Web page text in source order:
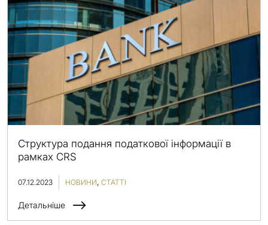
Структура подання податкової інформації в
рамках CRS
07.12.2023 НОВИНИ СТАТТІ
Детальніше